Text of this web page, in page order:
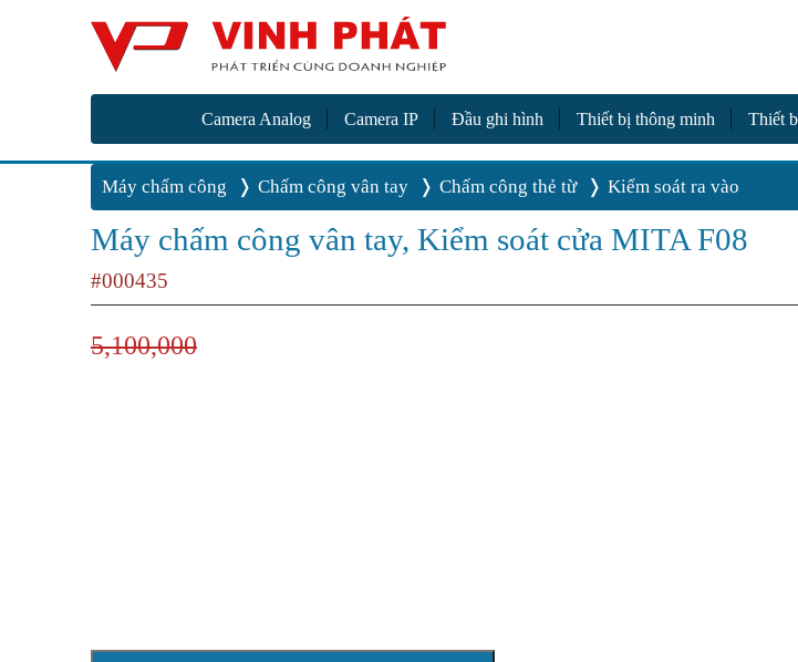
Vinh Phát Cần Thơ
Camera Analog Camera IP Đầu ghi hình Thiết bị thông minh Thiết
Máy chấm công Chấm công vân tay Chấm công thẻ từ Kiểm soát ra vào
Máy chấm công vân tay, Kiểm soát cửa MITA F08
#000435
5,100,000